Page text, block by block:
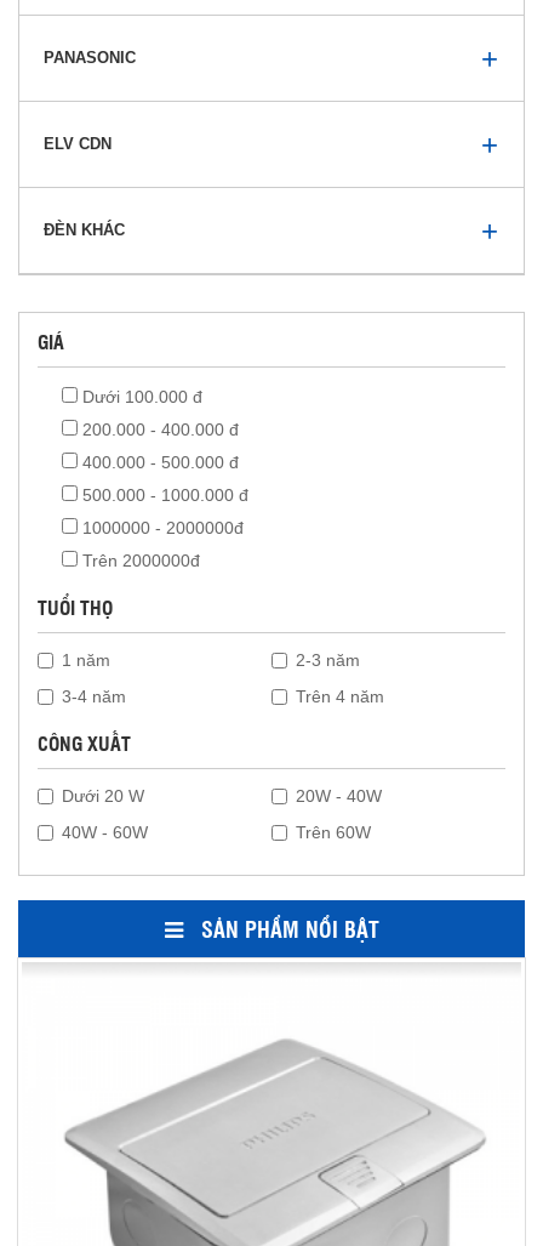
PANASONIC
ELV CDN
ĐÈN KHÁC
GIÁ
Dưới 100.000 đ
200.000 - 400.000 đ
400.000 - 500.000 đ
500.000 - 1000.000 đ
1000000 - 2000000đ
Trên 2000000đ
TUỔI THỌ
1 năm
2-3 năm
3-4 năm
Trên 4 năm
CÔNG XUẤT
Dưới 20 W
20W - 40W
40W - 60W
Trên 60W
SẢN PHẨM NỔI BẬT